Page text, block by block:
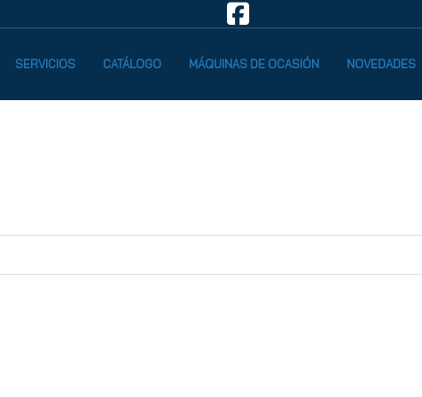
SERVICIOS CATÁLOGO MÁQUINAS DE OCASIÓN NOVEDADES